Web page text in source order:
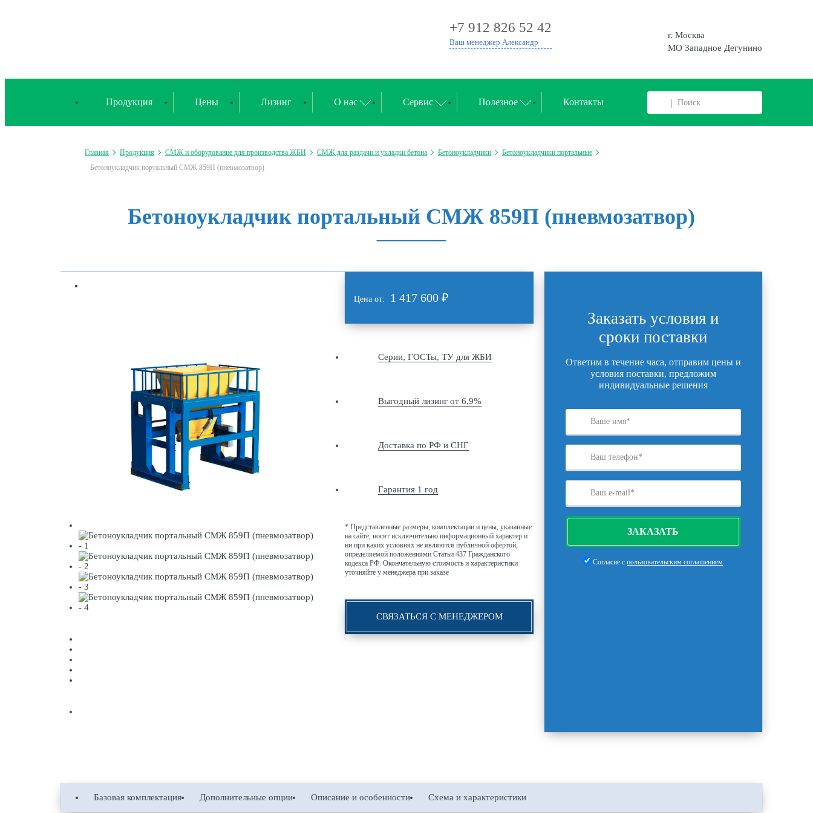
+7 912 826 52 42
Ваш менеджер Александр
г. Москва
МО Западное Дегунино
Продукция Цены Лизинг О нас Сервис Полезное Контакты
Главная Продукция СМЖ и оборудование для производства ЖБИ СМЖ для раздачи и укладки бетона Бетоноукладчики
Бетоноукладчики портальные
Бетоноукладчик портальный СМЖ 859П (пневмозатвор)
Бетоноукладчик портальный СМЖ 859П (пневмозатвор)
Цена от: 1 417 600 ₽
Серии, ГОСТы, ТУ для ЖБИ
Выгодный лизинг от 6,9%
Доставка по РФ и СНГ
Гарантия 1 год
* Представленные размеры, комплектации и цены, указанные
на сайте, носят исключительно информационный характер и
ни при каких условиях не являются публичной офертой,
определяемой положениями Статьи 437 Гражданского
кодекса РФ. Окончательную стоимость и характеристики
уточняйте у менеджера при заказе
СВЯЗАТЬСЯ С МЕНЕДЖЕРОМ
Заказать условия и
сроки поставки
Ответим в течение часа, отправим цены и
условия поставки, предложим
индивидуальные решения
ЗАКАЗАТЬ
Согласие спользовательским соглашением
Базовая комплектация Дополнительные опции Описание и особенности Схема и характеристики